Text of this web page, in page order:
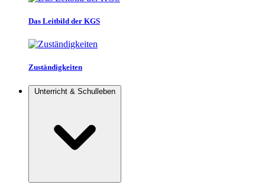
Das Leitbild der KGS
Zuständigkeiten
Unterricht & Schulleben